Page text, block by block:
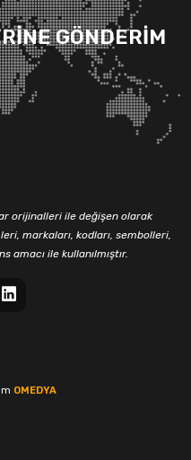
GÖNDERİM
orijinalleri ile değişen olarak
markaları, kodları, sembolleri,
amacı ile kullanılmıştır.
OMEDYA